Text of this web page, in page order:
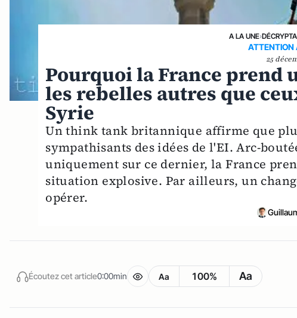
A LA UNE›
ATTENTION
25
Pourquoi la France prend
les rebelles autres que
Syrie
Un think tank britannique affirme que
sympathisants des idées de l'EI. Arc-
uniquement sur ce dernier, la France
situation explosive. Par ailleurs, un
opérer.
Écoutez cet article0:00min Aa 100% Aa